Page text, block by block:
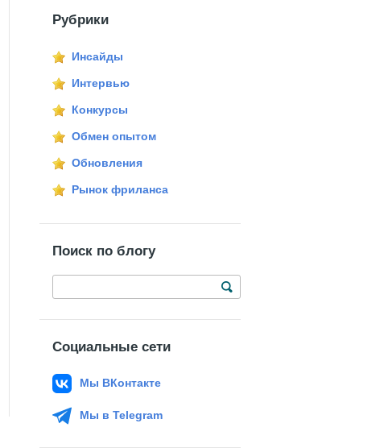
Рубрики
Инсайды
Интервью
Конкурсы
Обмен опытом
Обновления
Рынок фриланса
Поиск по блогу
Социальные сети
Мы ВКонтакте
Мы в Telegram